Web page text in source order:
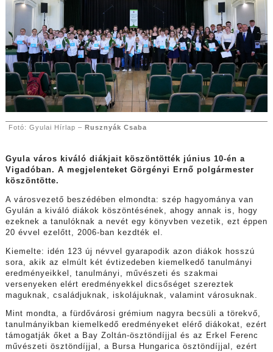
Fotó: Gyulai Hírlap – Rusznyák Csaba
Gyula város kiváló diákjait köszöntötték június 10-én a
Vigadóban. A megjelenteket Görgényi Ernő polgármester
köszöntötte.
A városvezető beszédében elmondta: szép hagyománya van
Gyulán a kiváló diákok köszöntésének, ahogy annak is, hogy
ezeknek a tanulóknak a nevét egy könyvben vezetik, ezt éppen
20 évvel ezelőtt, 2006-ban kezdték el.
Kiemelte: idén 123 új névvel gyarapodik azon diákok hosszú
sora, akik az elmúlt két évtizedeben kiemelkedő tanulmányi
eredményeikkel, tanulmányi, művészeti és szakmai
versenyeken elért eredményekkel dicsőséget szereztek
maguknak, családjuknak, iskolájuknak, valamint városuknak.
Mint mondta, a fürdővárosi grémium nagyra becsüli a törekvő,
tanulmányikban kiemelkedő eredményeket elérő diákokat, ezért
támogatják őket a Bay Zoltán-ösztöndíjjal és az Erkel Ferenc
művészeti ösztöndíjjal, a Bursa Hungarica ösztöndíjjal, ezért